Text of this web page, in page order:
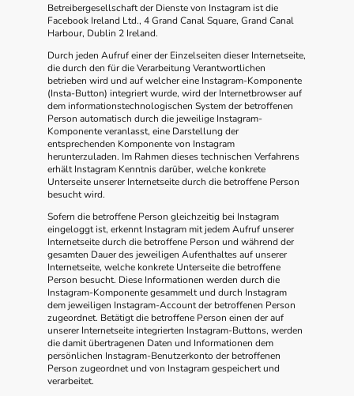
Betreibergesellschaft der Dienste von Instagram ist die
Facebook Ireland Ltd., 4 Grand Canal Square, Grand Canal
Harbour, Dublin 2 Ireland.
Durch jeden Aufruf einer der Einzelseiten dieser Internetseite,
die durch den für die Verarbeitung Verantwortlichen
betrieben wird und auf welcher eine Instagram-Komponente
(Insta-Button) integriert wurde, wird der Internetbrowser auf
dem informationstechnologischen System der betroffenen
Person automatisch durch die jeweilige Instagram-
Komponente veranlasst, eine Darstellung der
entsprechenden Komponente von Instagram
herunterzuladen. Im Rahmen dieses technischen Verfahrens
erhält Instagram Kenntnis darüber, welche konkrete
Unterseite unserer Internetseite durch die betroffene Person
besucht wird.
Sofern die betroffene Person gleichzeitig bei Instagram
eingeloggt ist, erkennt Instagram mit jedem Aufruf unserer
Internetseite durch die betroffene Person und während der
gesamten Dauer des jeweiligen Aufenthaltes auf unserer
Internetseite, welche konkrete Unterseite die betroffene
Person besucht. Diese Informationen werden durch die
Instagram-Komponente gesammelt und durch Instagram
dem jeweiligen Instagram-Account der betroffenen Person
zugeordnet. Betätigt die betroffene Person einen der auf
unserer Internetseite integrierten Instagram-Buttons, werden
die damit übertragenen Daten und Informationen dem
persönlichen Instagram-Benutzerkonto der betroffenen
Person zugeordnet und von Instagram gespeichert und
verarbeitet.